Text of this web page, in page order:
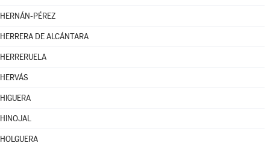
HERNÁN-PÉREZ
HERRERA DE ALCÁNTARA
HERRERUELA
HERVÁS
HIGUERA
HINOJAL
HOLGUERA